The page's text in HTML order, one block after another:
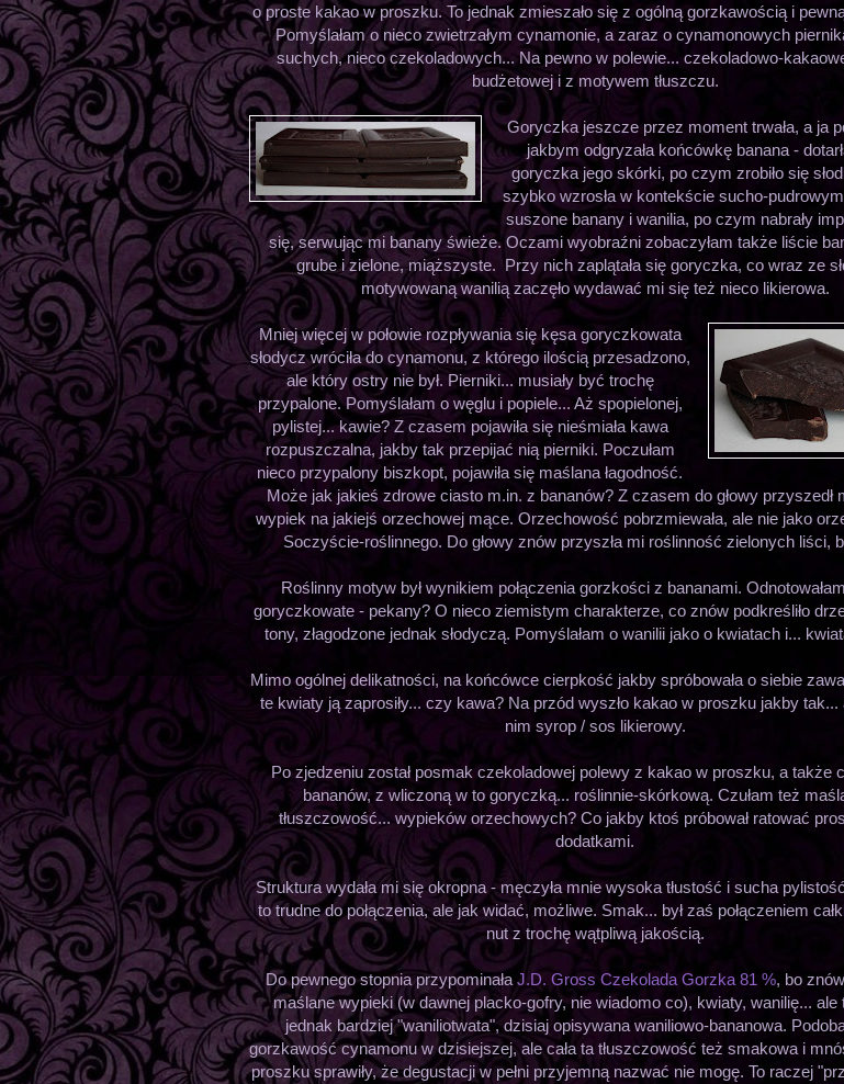
o proste kakao w proszku. To jednak zmieszało się z ogólną gorzkawością i
Pomyślałam o nieco zwietrzałym cynamonie, a zaraz o cynamonowych
suchych, nieco czekoladowych... Na pewno w polewie... czekoladowo-
budżetowej i z motywem tłuszczu.
Goryczka jeszcze przez moment trwała, a ja
jakbym odgryzała końcówkę banana -
goryczka jego skórki, po czym zrobiło się
szybko wzrosła w kontekście sucho-
suszone banany i wanilia, po czym nabrały
się, serwując mi banany świeże. Oczami wyobraźni zobaczyłam także liście
grube i zielone, miąższyste. Przy nich zaplątała się goryczka, co wraz ze
motywowaną wanilią zaczęło wydawać mi się też nieco likierowa.
Mniej więcej w połowie rozpływania się kęsa goryczkowata
słodycz wróciła do cynamonu, z którego ilością przesadzono,
ale który ostry nie był. Pierniki... musiały być trochę
przypalone. Pomyślałam o węglu i popiele... Aż spopielonej,
pylistej... kawie? Z czasem pojawiła się nieśmiała kawa
rozpuszczalna, jakby tak przepijać nią pierniki. Poczułam
nieco przypalony biszkopt, pojawiła się maślana łagodność.
Może jak jakieś zdrowe ciasto m.in. z bananów? Z czasem do głowy przyszedł
wypiek na jakiejś orzechowej mące. Orzechowość pobrzmiewała, ale nie jako
Soczyście-roślinnego. Do głowy znów przyszła mi roślinność zielonych liści,
Roślinny motyw był wynikiem połączenia gorzkości z bananami.
goryczkowate - pekany? O nieco ziemistym charakterze, co znów podkreśliło
tony, złagodzone jednak słodyczą. Pomyślałam o wanilii jako o kwiatach i...
Mimo ogólnej delikatności, na końcówce cierpkość jakby spróbowała o siebie
te kwiaty ją zaprosiły... czy kawa? Na przód wyszło kakao w proszku jakby
nim syrop / sos likierowy.
Po zjedzeniu został posmak czekoladowej polewy z kakao w proszku, a także
bananów, z wliczoną w to goryczką... roślinnie-skórkową. Czułam też
tłuszczowość... wypieków orzechowych? Co jakby ktoś próbował ratować
dodatkami.
Struktura wydała mi się okropna - męczyła mnie wysoka tłustość i sucha
to trudne do połączenia, ale jak widać, możliwe. Smak... był zaś połączeniem
nut z trochę wątpliwą jakością.
Do pewnego stopnia przypominała J.D. Gross Czekolada Gorzka 81 %, bo
maślane wypieki (w dawnej placko-gofry, nie wiadomo co), kwiaty, wanilię... ale
jednak bardziej "waniliotwata", dzisiaj opisywana waniliowo-bananowa.
gorzkawość cynamonu w dzisiejszej, ale cała ta tłuszczowość też smakowa i
proszku sprawiły, że degustacji w pełni przyjemną nazwać nie mogę. To raczej